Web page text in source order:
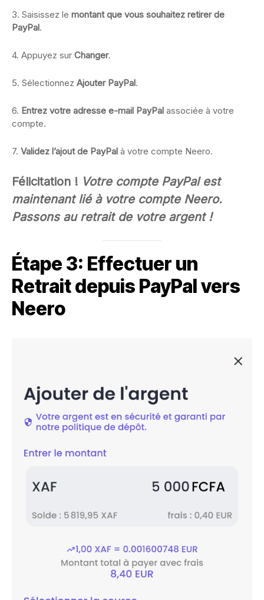
3. Saisissez le montant que vous souhaitez retirer de
PayPal.
4. Appuyez sur Changer.
5. Sélectionnez Ajouter PayPal.
6. Entrez votre adresse e-mail PayPal associée à votre
compte.
7. Validez l’ajout de PayPal à votre compte Neero.
Félicitation ! Votre compte PayPal est
maintenant lié à votre compte Neero.
Passons au retrait de votre argent !
Étape 3: Effectuer un
Retrait depuis PayPal vers
Neero